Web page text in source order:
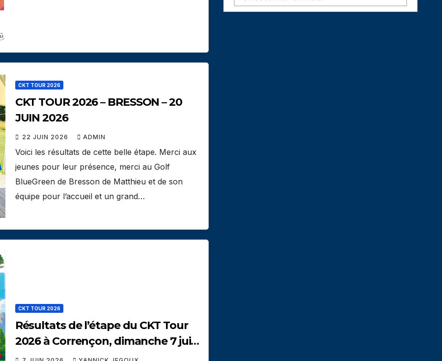
CKT TOUR 2026
CKT TOUR 2026 – BRESSON – 20
JUIN 2026
22 JUIN 2026 ADMIN
Voici les résultats de cette belle étape. Merci aux
jeunes pour leur présence, merci au Golf
BlueGreen de Bresson de Matthieu et de son
équipe pour l’accueil et un grand…
CKT TOUR 2026
Résultats de l’étape du CKT Tour
2026 à Corrençon, dimanche 7 juin
2026